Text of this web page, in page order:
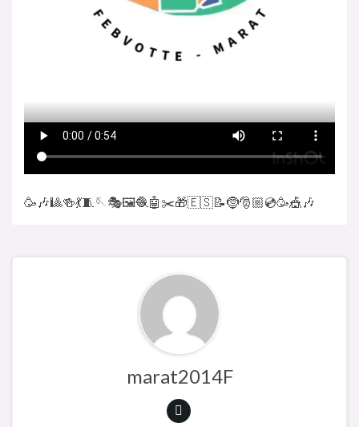
🥳🎶🎱🍻💃🧵🪡🎭🖼️🧶🤖✂️🎁🇪🇸📝🤶🎅🏼💿🥳🎪🎶
marat2014F